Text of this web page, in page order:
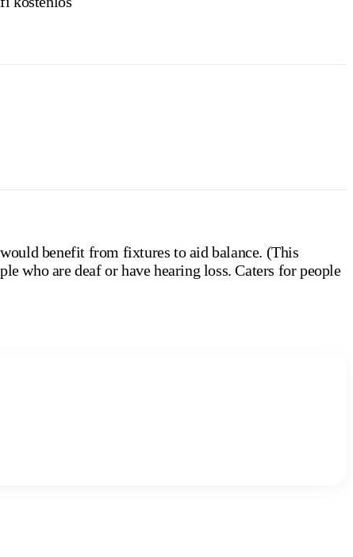
benefit from fixtures to aid balance. (This
who are deaf or have hearing loss. Caters for people